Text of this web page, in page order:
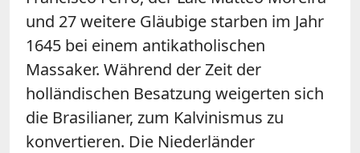
und 27 weitere Gläubige starben im Jahr
1645 bei einem antikatholischen
Massaker. Während der Zeit der
holländischen Besatzung weigerten sich
die Brasilianer, zum Kalvinismus zu
konvertieren. Die Niederländer